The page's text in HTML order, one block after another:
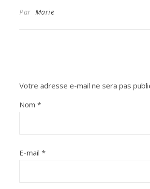
Par Marie
Votre adresse e-mail ne sera pas
Nom *
E-mail *